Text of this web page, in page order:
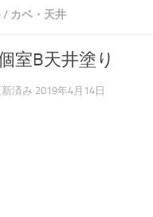
/ カベ・天井
室B天井塗り
新済み 2019年4月14日